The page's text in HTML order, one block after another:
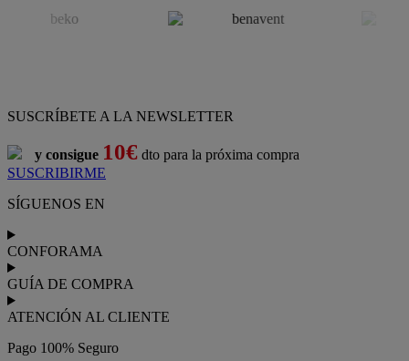
SUSCRÍBETE A LA NEWSLETTER
y consigue 10€ dto para la próxima compra
SUSCRIBIRME
SÍGUENOS EN
CONFORAMA
GUÍA DE COMPRA
ATENCIÓN AL CLIENTE
Pago 100% Seguro